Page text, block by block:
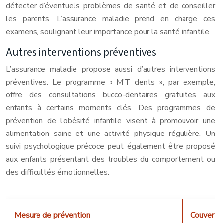
détecter d’éventuels problèmes de santé et de conseiller
les parents. L’assurance maladie prend en charge ces
examens, soulignant leur importance pour la santé infantile.
Autres interventions préventives
L’assurance maladie propose aussi d’autres interventions
préventives. Le programme « M’T dents », par exemple,
offre des consultations bucco-dentaires gratuites aux
enfants à certains moments clés. Des programmes de
prévention de l’obésité infantile visent à promouvoir une
alimentation saine et une activité physique régulière. Un
suivi psychologique précoce peut également être proposé
aux enfants présentant des troubles du comportement ou
des difficultés émotionnelles.
Mesure de prévention